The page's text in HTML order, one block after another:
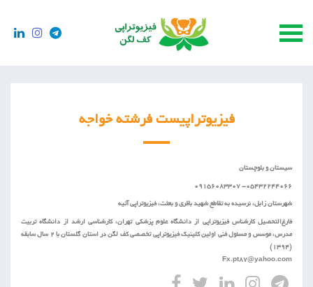
فیزیوتراپیست فرشته خواجه
سیستان و بلوچستان
05432244066- 09156083307
شهرستان زابل، نرسیده به تقاطع شهید باقری و بعثت، فیزیوتراپی آتیه
فارغ‌التحصیل کارشناس فیزیوتراپی از دانشگاه علوم پزشکی تهران، کارشناسی ارشد از دانشگاه تربیت
مدرس، موسس و مسئول فنی اولین کلینیک فیزیوتراپی تخصصی کف لگن در استان گلستان با 2 سال سابقه
(1394)
Fx.pt87@yahoo.com